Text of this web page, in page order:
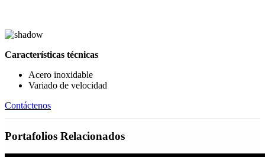
Características técnicas
Acero inoxidable
Variado de velocidad
Contáctenos
Portafolios Relacionados